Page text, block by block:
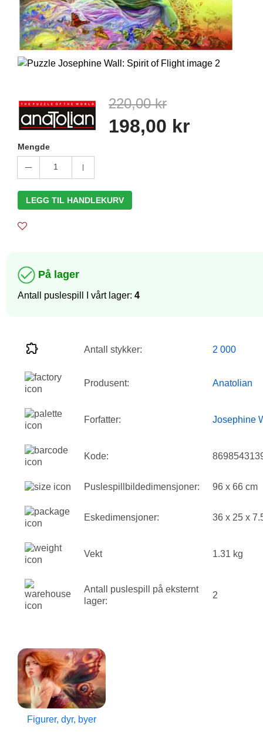
220,00 kr
198,00 kr
Mengde
1
LEGG TIL HANDLEKURV
På lager
Antall puslespill I vårt lager: 4
Antall stykker: 2 000
Produsent: Anatolian
Forfatter: Josephine
Kode:
Puslespillbildedimensjoner: 96 x 66 cm
Eskedimensjoner: 36 x 25 x
Vekt 1.31 kg
Antall puslespill på eksternt
lager:
2
Figurer, dyr, byer